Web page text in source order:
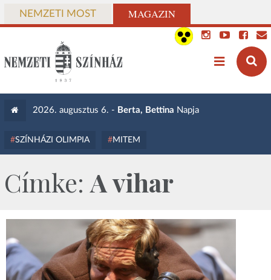
NEMZETI MOST MAGAZIN
2026. augusztus 6. - Berta, Bettina Napja
SZÍNHÁZI OLIMPIA MITEM
Címke: A vihar